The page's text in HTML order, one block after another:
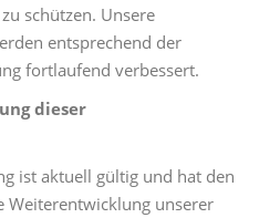
schützen. Unsere
entsprechend der
fortlaufend verbessert.
dieser
ist aktuell gültig und hat den
Weiterentwicklung unserer